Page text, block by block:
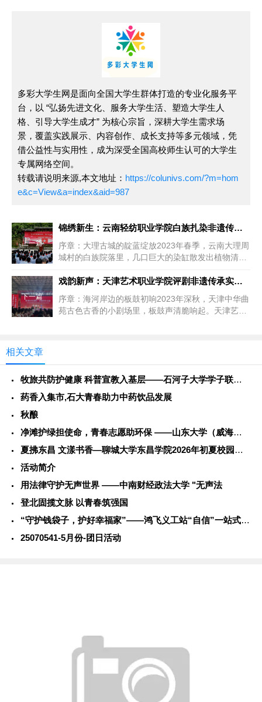
多彩大学生网是面向全国大学生群体打造的专业化服务平
台，以 “弘扬先进文化、服务大学生活、塑造大学生人
格、引导大学生成才” 为核心宗旨，深耕大学生需求场
景，覆盖实践展示、内容创作、成长支持等多元领域，凭
借公益性与实用性，成为深受全国高校师生认可的大学生
专属网络空间。
转载请说明来源,本文地址： https://colunivs.com/?m=hom
e&c=View&a=index&aid=987
上一篇
锦绣新生：云南轻纺职业学院白族扎染非遗传承实践纪实
序章：大理古城的靛蓝绽放2023年春季，云南大理周
城村的白族院落里，几口巨大的染缸散发出植物清
下一篇
戏韵新声：天津艺术职业学院评剧非遗传承实践纪实
序章：海河岸边的板鼓初响2023年深秋，天津中华曲
苑古色古香的小剧场里，板鼓声清脆响起。天津艺术
相关文章
牧旅共防护健康 科普宣教入基层——石河子大学学子联动警务力量
药香入集市,石大青春助力中药饮品发展
秋酿
净滩护绿担使命，青春志愿助环保 ——山东大学（威海）学子社会
夏拂东昌 文漾书香—聊城大学东昌学院2026年初夏校园风光
活动简介
用法律守护无声世界 ——中南财经政法大学 "无声法
登北固揽文脉 以青春筑强国
“守护钱袋子，护好幸福家”——鸿飞义工站“自信”一站式学生社
25070541-5月份-团日活动